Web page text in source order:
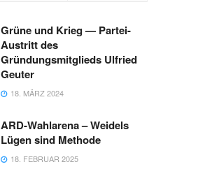
Grüne und Krieg — Partei-
Austritt des
Gründungsmitglieds Ulfried
Geuter
18. MÄRZ 2024
ARD-Wahlarena – Weidels
Lügen sind Methode
18. FEBRUAR 2025